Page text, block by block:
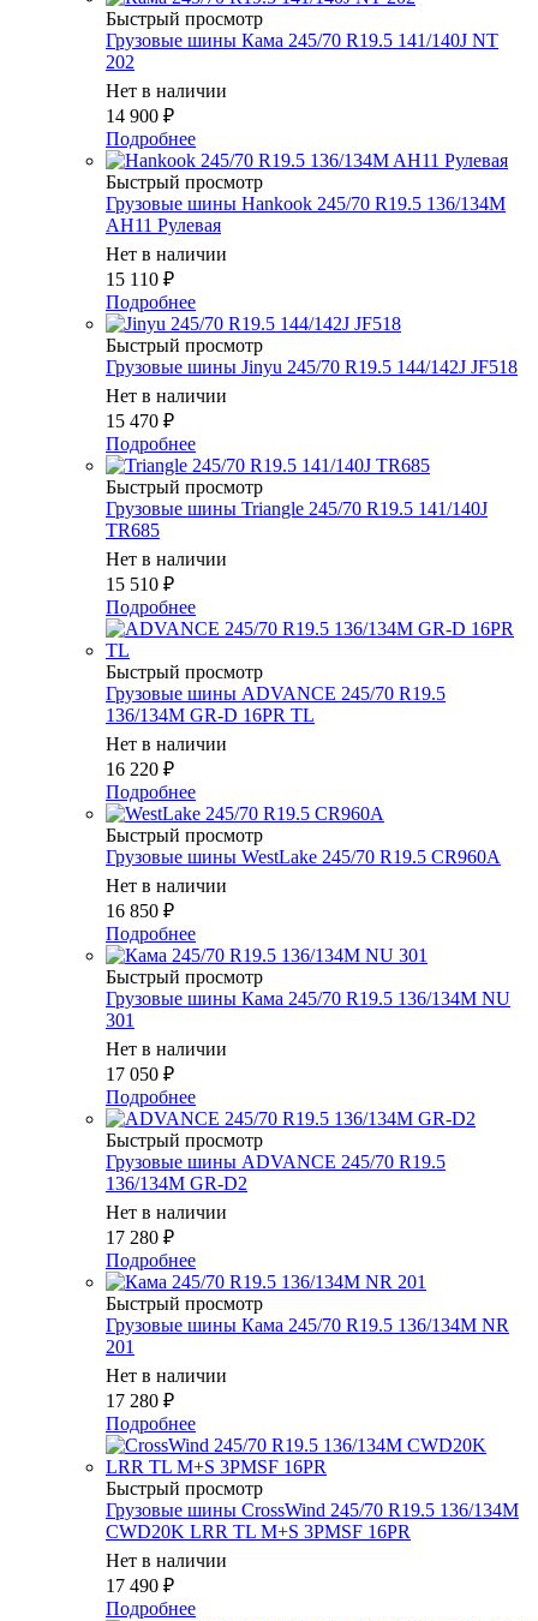
Быстрый просмотр
Грузовые шины Кама 245/70 R19.5 141/140J NT
202
Нет в наличии
14 900 ₽
Подробнее
Быстрый просмотр
Грузовые шины Hankook 245/70 R19.5 136/134M
AH11 Рулевая
Нет в наличии
15 110 ₽
Подробнее
Быстрый просмотр
Грузовые шины Jinyu 245/70 R19.5 144/142J JF518
Нет в наличии
15 470 ₽
Подробнее
Быстрый просмотр
Грузовые шины Triangle 245/70 R19.5 141/140J
TR685
Нет в наличии
15 510 ₽
Подробнее
Быстрый просмотр
Грузовые шины ADVANCE 245/70 R19.5
136/134M GR-D 16PR TL
Нет в наличии
16 220 ₽
Подробнее
Быстрый просмотр
Грузовые шины WestLake 245/70 R19.5 CR960A
Нет в наличии
16 850 ₽
Подробнее
Быстрый просмотр
Грузовые шины Кама 245/70 R19.5 136/134M NU
301
Нет в наличии
17 050 ₽
Подробнее
Быстрый просмотр
Грузовые шины ADVANCE 245/70 R19.5
136/134M GR-D2
Нет в наличии
17 280 ₽
Подробнее
Быстрый просмотр
Грузовые шины Кама 245/70 R19.5 136/134M NR
201
Нет в наличии
17 280 ₽
Подробнее
Быстрый просмотр
Грузовые шины CrossWind 245/70 R19.5 136/134M
CWD20K LRR TL M+S 3PMSF 16PR
Нет в наличии
17 490 ₽
Подробнее